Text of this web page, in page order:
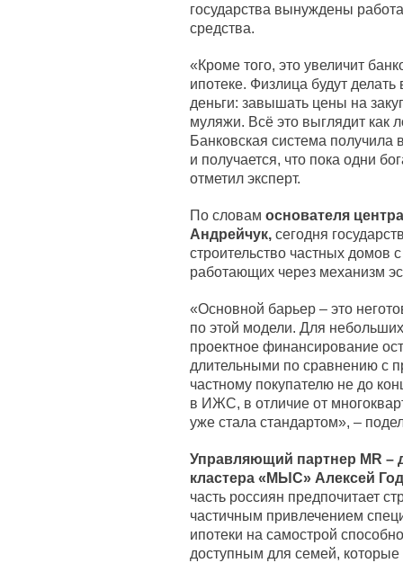
государства вынуждены
средства.
«Кроме того, это увеличит
ипотеке. Физлица будут
деньги: завышать цены на
муляжи. Всё это выглядит как
Банковская система
и получается, что пока одни
отметил эксперт.
По словам основателя
Андрейчук, сегодня
строительство частных домов
работающих через механизм
«Основной барьер – это
по этой модели. Для
проектное финансирование
длительными по сравнению с
частному покупателю не до
в ИЖС, в отличие от
уже стала стандартом», –
Управляющий партнер MR –
кластера «МЫС» Алексей
часть россиян предпочитает
частичным привлечением
ипотеки на самострой
доступным для семей, которые